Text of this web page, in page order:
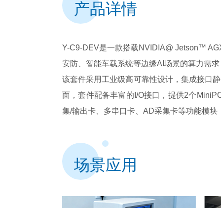
产品详情
Y-C9-DEV是一款搭载NVIDIA@ Jetson™
安防、智能车载系统等边缘AI场景的算力需
该套件采用工业级高可靠性设计，集成接口
面，套件配备丰富的I/O接口，提供2个
集/输出卡、多串口卡、AD采集卡等功能模
场景应用